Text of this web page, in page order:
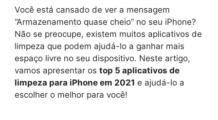
Você está cansado de ver a mensagem
“Armazenamento quase cheio” no seu iPhone?
Não se preocupe, existem muitos aplicativos de
limpeza que podem ajudá-lo a ganhar mais
espaço livre no seu dispositivo. Neste artigo,
vamos apresentar os top 5 aplicativos de
limpeza para iPhone em 2021 e ajudá-lo a
escolher o melhor para você!